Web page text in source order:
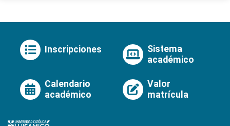
Inscripciones
Sistema
académico
Calendario
académico
Valor
matrícula